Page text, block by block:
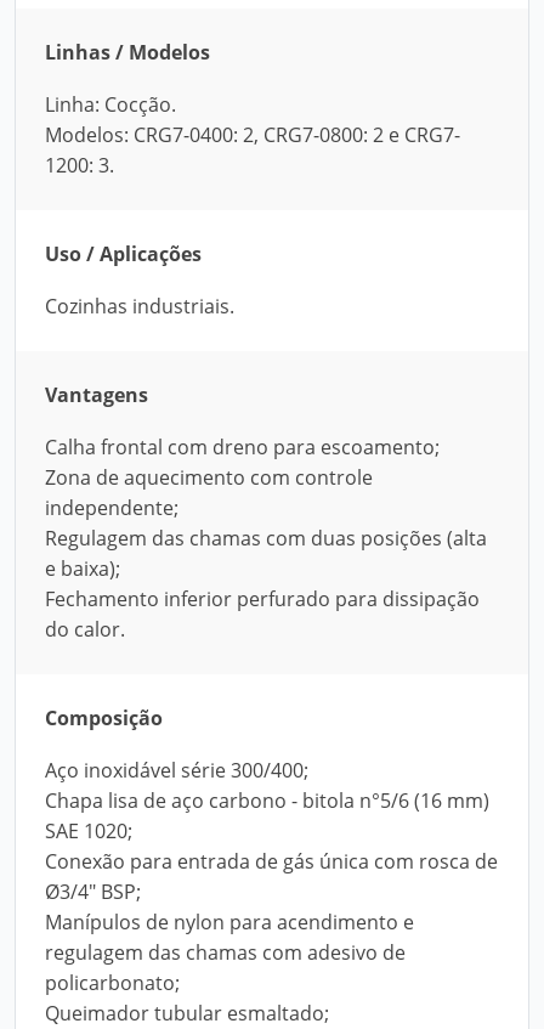
Linhas / Modelos
Linha: Cocção.
Modelos: CRG7-0400: 2, CRG7-0800: 2 e CRG7-
1200: 3.
Uso / Aplicações
Cozinhas industriais.
Vantagens
Calha frontal com dreno para escoamento;
Zona de aquecimento com controle
independente;
Regulagem das chamas com duas posições (alta
e baixa);
Fechamento inferior perfurado para dissipação
do calor.
Composição
Aço inoxidável série 300/400;
Chapa lisa de aço carbono - bitola n°5/6 (16 mm)
SAE 1020;
Conexão para entrada de gás única com rosca de
Ø3/4" BSP;
Manípulos de nylon para acendimento e
regulagem das chamas com adesivo de
policarbonato;
Queimador tubular esmaltado;